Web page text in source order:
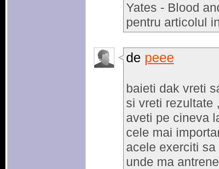
Yates - Blood
pentru articolul
de peee
baieti dak vreti
si vreti rezultate
aveti pe cineva
cele mai
acele exerciti
unde ma